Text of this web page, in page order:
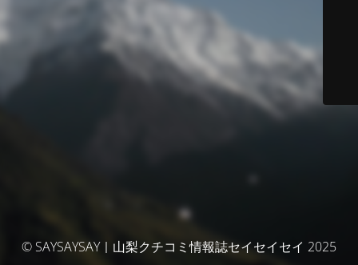
© SAYSAYSAY｜山梨クチコミ情報誌セイセイセイ 2025